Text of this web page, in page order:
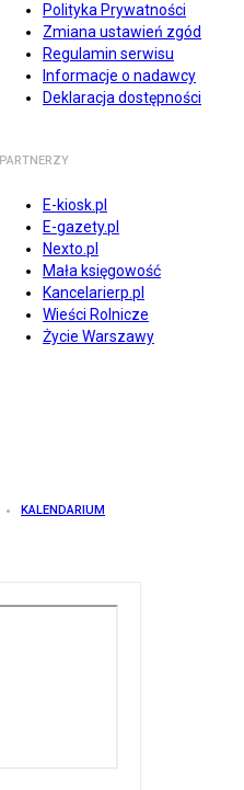
Polityka Prywatności
Zmiana ustawień zgód
Regulamin serwisu
Informacje o nadawcy
Deklaracja dostępności
PARTNERZY
E-kiosk.pl
E-gazety.pl
Nexto.pl
Mała księgowość
Kancelarierp.pl
Wieści Rolnicze
Życie Warszawy
KALENDARIUM